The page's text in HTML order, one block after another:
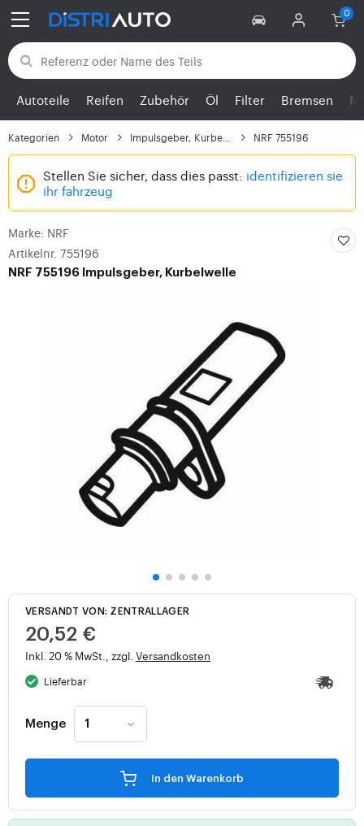
Zurück zu den Kategorien
Autoteile Reifen Zubehör Öl Filter Bremsen
Kategorien Motor NRF 755196
Stellen Sie sicher, dass dies passt: identifizieren sie
ihr fahrzeug
Marke: NRF
Artikelnr. 755196
NRF 755196 Impulsgeber, Kurbelwelle
VERSANDT VON: ZENTRALLAGER
20,52 €
Inkl. 20 % MwSt., zzgl. Versandkosten
Lieferbar
Menge
In den Warenkorb